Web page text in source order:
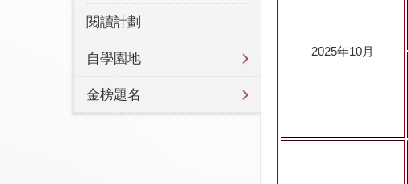
2025年10月
閱讀計劃
自學園地
金榜題名